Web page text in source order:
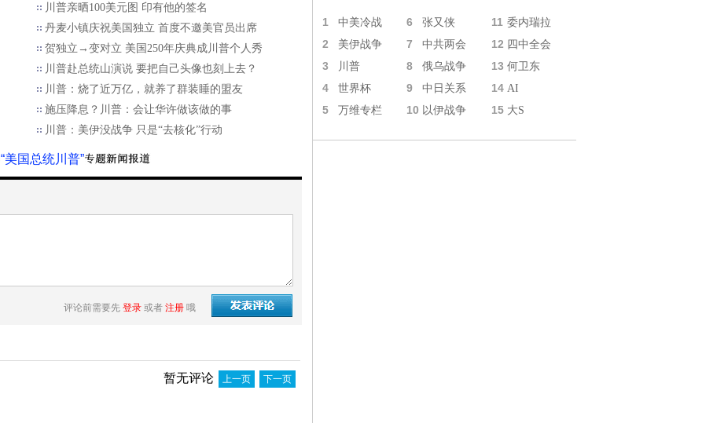
川普亲晒100美元图 印有他的签名
丹麦小镇庆祝美国独立 首度不邀美官员出席
贺独立→变对立 美国250年庆典成川普个人秀
川普赴总统山演说 要把自己头像也刻上去？
川普：烧了近万亿，就养了群装睡的盟友
施压降息？川普：会让华许做该做的事
川普：美伊没战争 只是“去核化”行动
“美国总统川普”
评论前需要先 登录 或者 注册 哦
暂无评论 上一页 下一页
1 中美冷战 6 张又侠 11 委内瑞拉
2 美伊战争 7 中共两会 12 四中全会
3 川普 8 俄乌战争 13 何卫东
4 世界杯 9 中日关系 14 AI
5 万维专栏 10 以伊战争 15 大S